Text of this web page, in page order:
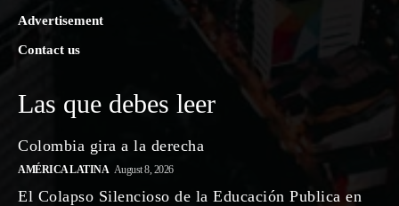
Advertisement
Contact us
Las que debes leer
Colombia gira a la derecha
AMÉRICA LATINA August 8, 2026
El Colapso Silencioso de la Educación Publica en